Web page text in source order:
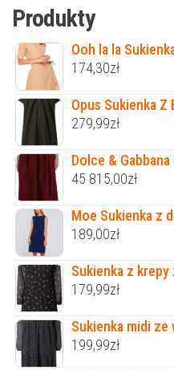
Produkty
Ooh la la
174,30zł
Opus Sukienka Z
279,99zł
Dolce &
45 815,00zł
Moe Sukienka z
189,00zł
Sukienka z krepy
179,99zł
Sukienka midi
199,99zł